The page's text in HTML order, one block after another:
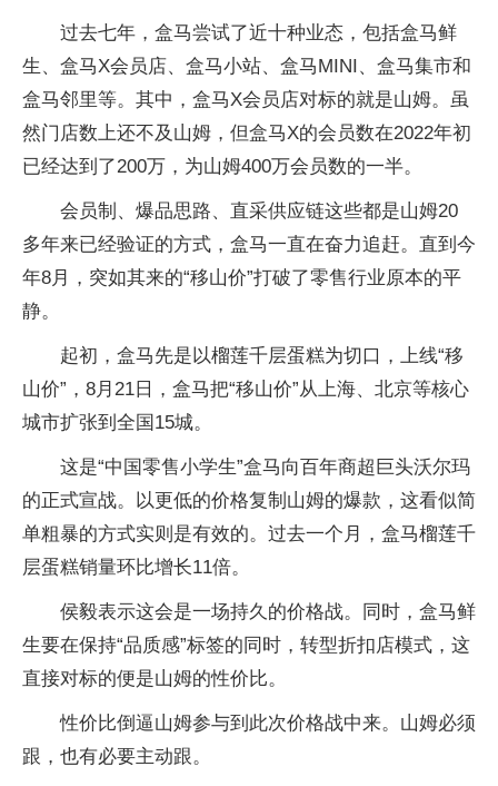
过去七年，盒马尝试了近十种业态，包括盒马鲜
生、盒马X会员店、盒马小站、盒马MINI、盒马集市和
盒马邻里等。其中，盒马X会员店对标的就是山姆。虽
然门店数上还不及山姆，但盒马X的会员数在2022年初
已经达到了200万，为山姆400万会员数的一半。
会员制、爆品思路、直采供应链这些都是山姆20
多年来已经验证的方式，盒马一直在奋力追赶。直到今
年8月，突如其来的“移山价”打破了零售行业原本的平
静。
起初，盒马先是以榴莲千层蛋糕为切口，上线“移
山价”，8月21日，盒马把“移山价”从上海、北京等核心
城市扩张到全国15城。
这是“中国零售小学生”盒马向百年商超巨头沃尔玛
的正式宣战。以更低的价格复制山姆的爆款，这看似简
单粗暴的方式实则是有效的。过去一个月，盒马榴莲千
层蛋糕销量环比增长11倍。
侯毅表示这会是一场持久的价格战。同时，盒马鲜
生要在保持“品质感”标签的同时，转型折扣店模式，这
直接对标的便是山姆的性价比。
性价比倒逼山姆参与到此次价格战中来。山姆必须
跟，也有必要主动跟。